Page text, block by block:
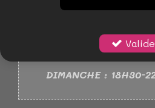
MARDI AU SAMEDI :
18H30-22H30
DIMANCHE : 18H30-